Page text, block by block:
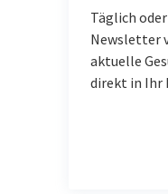
Täglich
Newsletter
aktuelle
direkt in Ihr